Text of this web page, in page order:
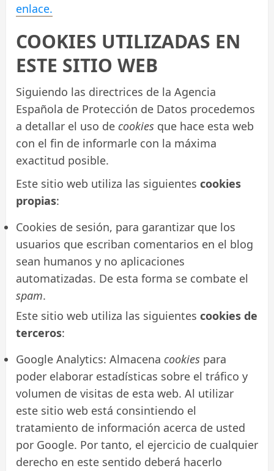
enlace.
COOKIES UTILIZADAS EN
ESTE SITIO WEB
Siguiendo las directrices de la Agencia
Española de Protección de Datos procedemos
a detallar el uso de cookies que hace esta web
con el fin de informarle con la máxima
exactitud posible.
Este sitio web utiliza las siguientes cookies
propias:
Cookies de sesión, para garantizar que los
usuarios que escriban comentarios en el blog
sean humanos y no aplicaciones
automatizadas. De esta forma se combate el
spam.
Este sitio web utiliza las siguientes cookies de
terceros:
Google Analytics: Almacena cookies para
poder elaborar estadísticas sobre el tráfico y
volumen de visitas de esta web. Al utilizar
este sitio web está consintiendo el
tratamiento de información acerca de usted
por Google. Por tanto, el ejercicio de cualquier
derecho en este sentido deberá hacerlo